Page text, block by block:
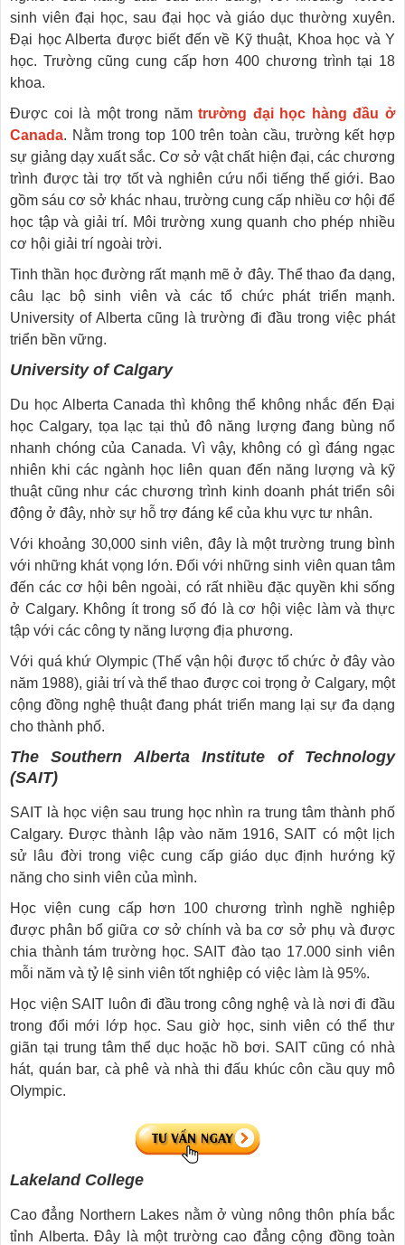
sinh viên đại học, sau đại học và giáo dục thường xuyên.
Đại học Alberta được biết đến về Kỹ thuật, Khoa học và Y
học. Trường cũng cung cấp hơn 400 chương trình tại 18
khoa.
Được coi là một trong nămtrường đại học hàng đầu ở
Canada. Nằm trong top 100 trên toàn cầu, trường kết hợp
sự giảng dạy xuất sắc. Cơ sở vật chất hiện đại, các chương
trình được tài trợ tốt và nghiên cứu nổi tiếng thế giới. Bao
gồm sáu cơ sở khác nhau, trường cung cấp nhiều cơ hội để
học tập và giải trí. Môi trường xung quanh cho phép nhiều
cơ hội giải trí ngoài trời.
Tinh thần học đường rất mạnh mẽ ở đây. Thể thao đa dạng,
câu lạc bộ sinh viên và các tổ chức phát triển mạnh.
University of Alberta cũng là trường đi đầu trong việc phát
triển bền vững.
University of Calgary
Du học Alberta Canada thì không thể không nhắc đến Đại
học Calgary, tọa lạc tại thủ đô năng lượng đang bùng nổ
nhanh chóng của Canada. Vì vậy, không có gì đáng ngạc
nhiên khi các ngành học liên quan đến năng lượng và kỹ
thuật cũng như các chương trình kinh doanh phát triển sôi
động ở đây, nhờ sự hỗ trợ đáng kể của khu vực tư nhân.
Với khoảng 30,000 sinh viên, đây là một trường trung bình
với những khát vọng lớn. Đối với những sinh viên quan tâm
đến các cơ hội bên ngoài, có rất nhiều đặc quyền khi sống
ở Calgary. Không ít trong số đó là cơ hội việc làm và thực
tập với các công ty năng lượng địa phương.
Với quá khứ Olympic (Thế vận hội được tổ chức ở đây vào
năm 1988), giải trí và thể thao được coi trọng ở Calgary, một
cộng đồng nghệ thuật đang phát triển mang lại sự đa dạng
cho thành phố.
The Southern Alberta Institute of Technology
(SAIT)
SAIT là học viện sau trung học nhìn ra trung tâm thành phố
Calgary. Được thành lập vào năm 1916, SAIT có một lịch
sử lâu đời trong việc cung cấp giáo dục định hướng kỹ
năng cho sinh viên của mình.
Học viện cung cấp hơn 100 chương trình nghề nghiệp
được phân bổ giữa cơ sở chính và ba cơ sở phụ và được
chia thành tám trường học. SAIT đào tạo 17.000 sinh viên
mỗi năm và tỷ lệ sinh viên tốt nghiệp có việc làm là 95%.
Học viện SAIT luôn đi đầu trong công nghệ và là nơi đi đầu
trong đổi mới lớp học. Sau giờ học, sinh viên có thể thư
giãn tại trung tâm thể dục hoặc hồ bơi. SAIT cũng có nhà
hát, quán bar, cà phê và nhà thi đấu khúc côn cầu quy mô
Olympic.
Lakeland College
Cao đẳng Northern Lakes nằm ở vùng nông thôn phía bắc
tỉnh Alberta. Đây là một trường cao đẳng cộng đồng toàn